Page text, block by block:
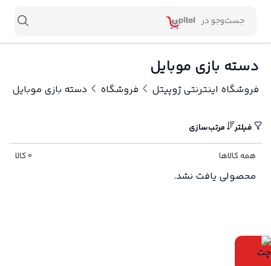
دسته بازی موبایل
فروشگاه اینترنتی ژوپیتل فروشگاه دسته بازی موبایل
فیلتر مرتب‌سازی
همه کالاها 0 کالا
محصولی یافت نشد.